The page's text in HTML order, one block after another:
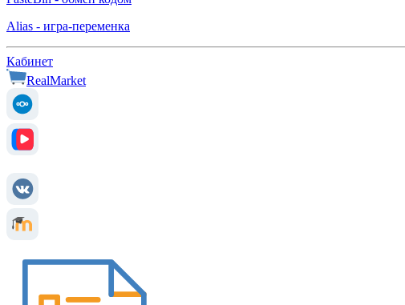
Alias - игра-переменка
Кабинет
RealMarket